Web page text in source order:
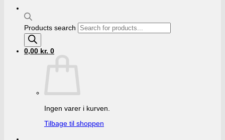
Products search
0,00 kr. 0
Ingen varer i kurven.
Tilbage til shoppen